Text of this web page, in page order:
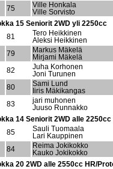
75
Ville Honkala
Ville Sorvisto
15 Seniorit 2WD yli 2250cc
81
Tero Heikkinen
Aleksi Heikkinen
79
Markus Mäkelä
Mirjami Mäkelä
82
Juha Korhonen
Joni Turunen
80
Sami Lund
Iiris Mäkikangas
83
jari muhonen
Juuso Runnakko
14 Seniorit 2WD alle 2250cc
85
Sauli Tuomaala
Lari Kauppinen
84
Reima Jokikokko
Kauko Jokikokko
20 2WD alle 2550cc HR/